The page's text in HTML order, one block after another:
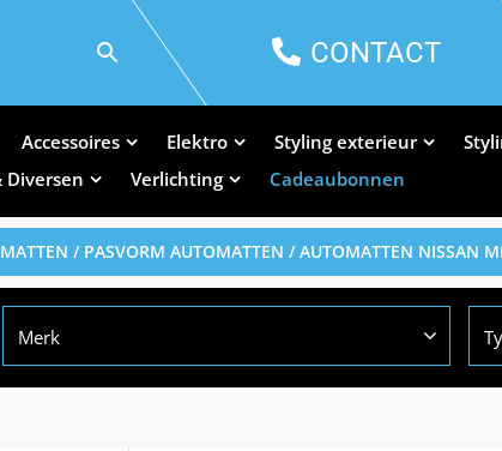
CONTACT
Accessoires Elektro Styling exterieur
Diversen
Verlichting Cadeaubonnen
/ PASVORM AUTOMATTEN / AUTOMATTEN NISSAN
Merk